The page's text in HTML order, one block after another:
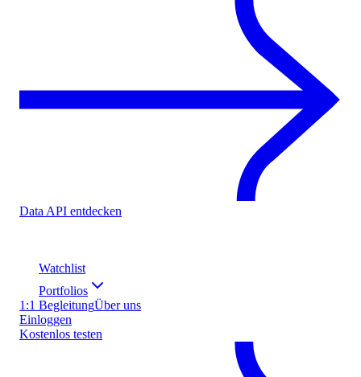
Data API entdecken
Watchlist
Portfolios
1:1 BegleitungÜber uns
Einloggen
Kostenlos testen